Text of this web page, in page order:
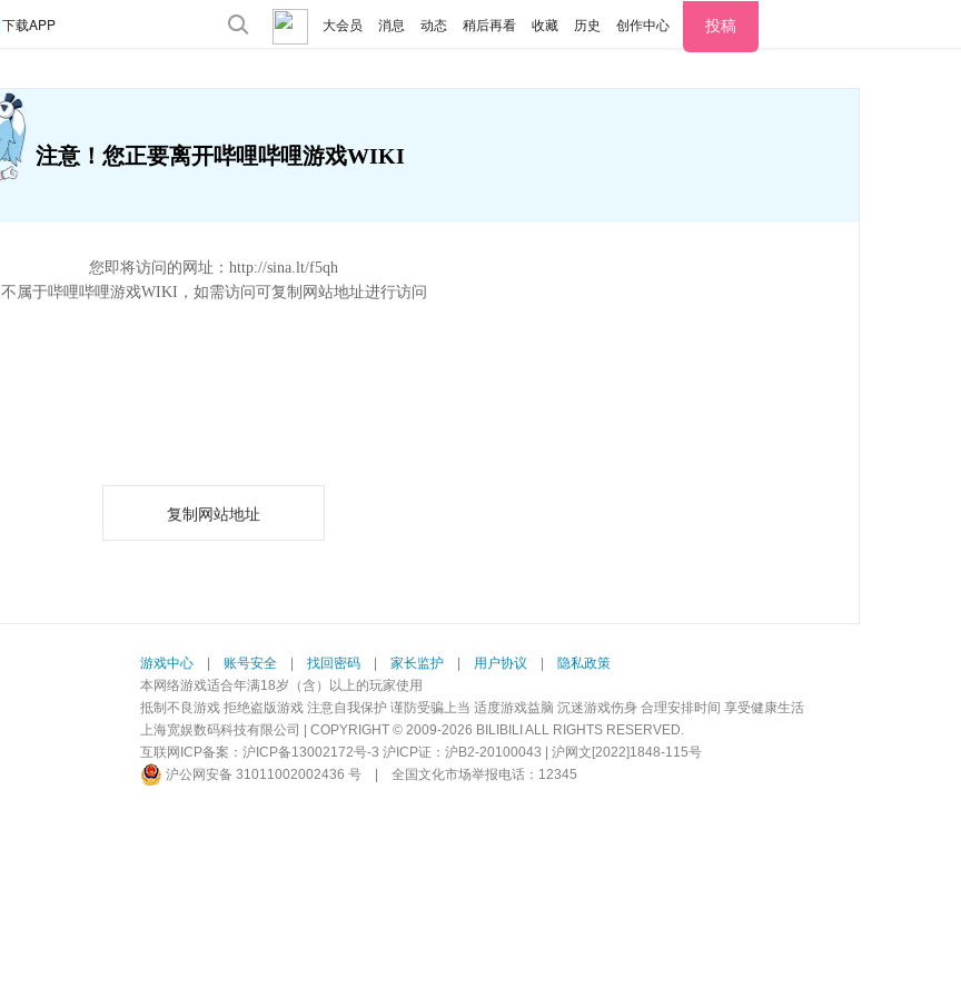
下载APP 大会员 消息 动态 稍后再看 收藏 历史 创作中心 投稿
注意！您正要离开哔哩哔哩游戏WIKI
您即将访问的网址： http://sina.lt/f5qh
不属于哔哩哔哩游戏WIKI，如需访问可复制网站地址进行访问
复制网站地址
游戏中心 账号安全 找回密码 家长监护 用户协议
隐私政策
本网络游戏适合年满18岁（含）以上的玩家使用
抵制不良游戏 拒绝盗版游戏 注意自我保护 谨防受骗上当 适度游戏益脑 沉迷游戏伤身 合理安排时间 享受健康生活
上海宽娱数码科技有限公司 | COPYRIGHT © 2009-2026 BILIBILI ALL RIGHTS RESERVED.
互联网ICP备案： 沪ICP备13002172号-3 沪ICP证：沪B2-20100043 | 沪网文[2022]1848-115号
沪公网安备 31011002002436 号
全国文化市场举报电话：12345